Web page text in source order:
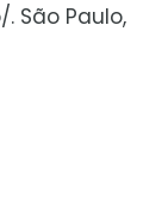
São Paulo,